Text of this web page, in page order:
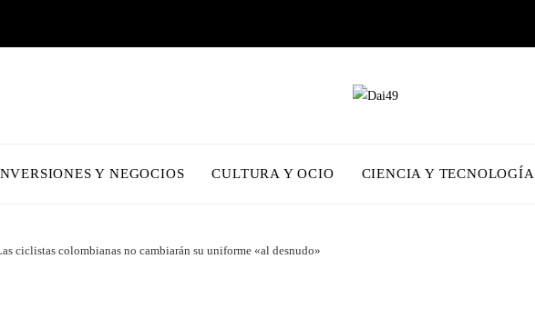
Y NEGOCIOS CULTURA Y OCIO CIENCIA Y TECNOLOGÍA
ciclistas colombianas no cambiarán su uniforme «al desnudo»